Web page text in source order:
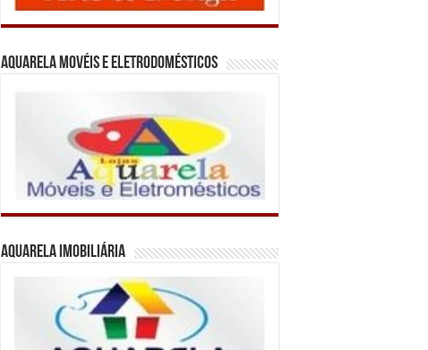
Aquarela Movéis e Eletrodomésticos
Aquarela Imobiliária